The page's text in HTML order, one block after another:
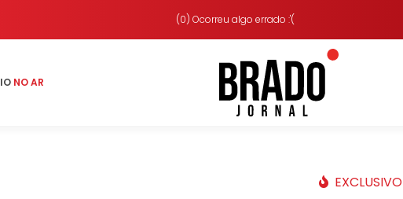
(0) Ocorreu algo errado :'(
NO AR
EXCLUSIVO